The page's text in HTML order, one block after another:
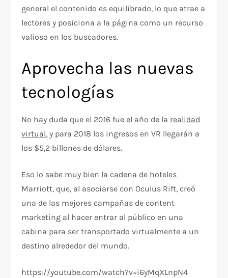
general el contenido es equilibrado, lo que atrae a
lectores y posiciona a la página como un recurso
valioso en los buscadores.
Aprovecha las nuevas
tecnologías
No hay duda que el 2016 fue el año de la realidad
virtual, y para 2018 los ingresos en VR llegarán a
los $5,2 billones de dólares.
Eso lo sabe muy bien la cadena de hoteles
Marriott, que, al asociarse con Oculus Rift, creó
una de las mejores campañas de content
marketing al hacer entrar al público en una
cabina para ser transportado virtualmente a un
destino alrededor del mundo.
https://youtube.com/watch?v=i6yMqXLnpN4